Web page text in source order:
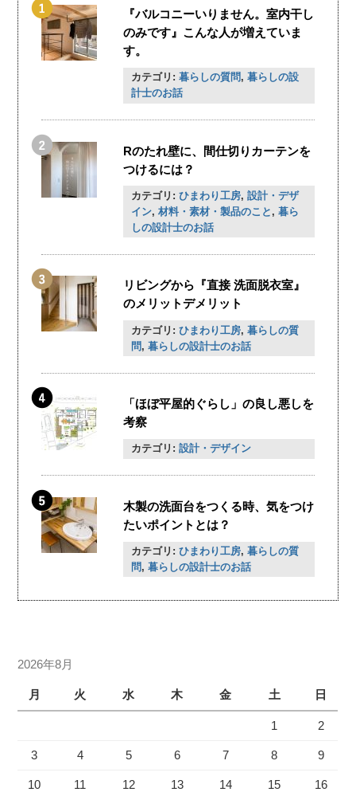
『バルコニーいりません。室内干し
のみです』こんな人が増えていま
す。
カテゴリ: 暮らしの質問, 暮らしの設
計士のお話
Rのたれ壁に、間仕切りカーテンを
つけるには？
カテゴリ: ひまわり工房, 設計・デザ
イン, 材料・素材・製品のこと , 暮ら
しの設計士のお話
リビングから『直接 洗面脱衣室』
のメリットデメリット
カテゴリ: ひまわり工房, 暮らしの質
問, 暮らしの設計士のお話
「ほぼ平屋的ぐらし」の良し悪しを
考察
カテゴリ: 設計・デザイン
木製の洗面台をつくる時、気をつけ
たいポイントとは？
カテゴリ: ひまわり工房, 暮らしの質
問, 暮らしの設計士のお話
2026年8月
月 火 水 木 金 土 日
1 2
3 4 5 6 7 8 9
10 11 12 13 14 15 16